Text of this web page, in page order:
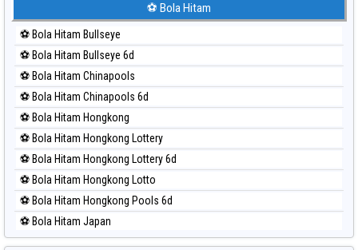
⚽ Bola Merah Kuda Lari
⚽ Bola Merah Magnum Cambodia
⚽ Bola Merah Nagoya
⚽ Bola Merah North Carolina Day
⚽ Bola Merah Pcso
⚽ Bola Merah Sao Paulo
⚽ Bola Merah Singapore
⚽ Bola Merah Sydney
⚽ Bola Merah Sydney Lottery
⚽ Bola Merah Sydney Lottery 6d
⚽ Bola Merah Sydney Lotto
⚽ Bola Hitam
⚽ Bola Hitam Bullseye
⚽ Bola Hitam Bullseye 6d
⚽ Bola Hitam Chinapools
⚽ Bola Hitam Chinapools 6d
⚽ Bola Hitam Hongkong
⚽ Bola Hitam Hongkong Lottery
⚽ Bola Hitam Hongkong Lottery 6d
⚽ Bola Hitam Hongkong Lotto
⚽ Bola Hitam Hongkong Pools 6d
⚽ Bola Hitam Japan
⚽ Bola Hitam Japan 6d